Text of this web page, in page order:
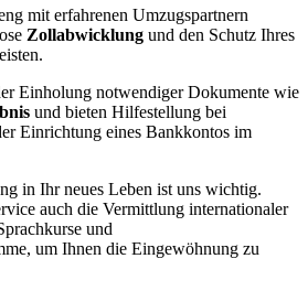
mit erfahrenen Umzugspartnern
Zollabwicklung und den Schutz Ihres
Einholung notwendiger Dokumente wie
und bieten Hilfestellung bei
Einrichtung eines Bankkontos im
in Ihr neues Leben ist uns wichtig.
auch die Vermittlung internationaler
und
um Ihnen die Eingewöhnung zu